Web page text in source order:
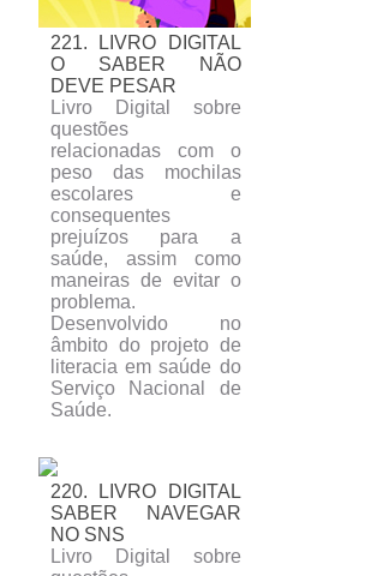
221. LIVRO DIGITAL
O SABER NÃO
DEVE PESAR
Livro Digital sobre
questões
relacionadas com o
peso das mochilas
escolares e
consequentes
prejuízos para a
saúde, assim como
maneiras de evitar o
problema.
Desenvolvido no
âmbito do projeto de
literacia em saúde do
Serviço Nacional de
Saúde.
220. LIVRO DIGITAL
SABER NAVEGAR
NO SNS
Livro Digital sobre